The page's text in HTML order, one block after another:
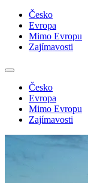
Česko
Evropa
Mimo Evropu
Zajímavosti
Česko
Evropa
Mimo Evropu
Zajímavosti